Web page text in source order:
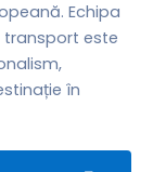
Echipa
este
în